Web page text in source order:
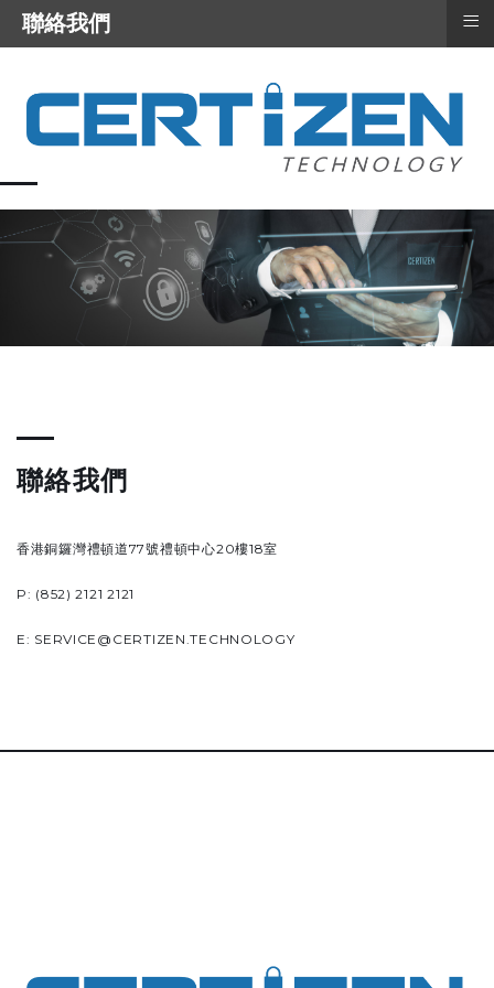
聯絡我們
香港銅鑼灣禮頓道77號禮頓中心20樓18室
P: (852) 2121 2121
E: SERVICE@CERTIZEN.TECHNOLOGY
聯絡我們 ≡